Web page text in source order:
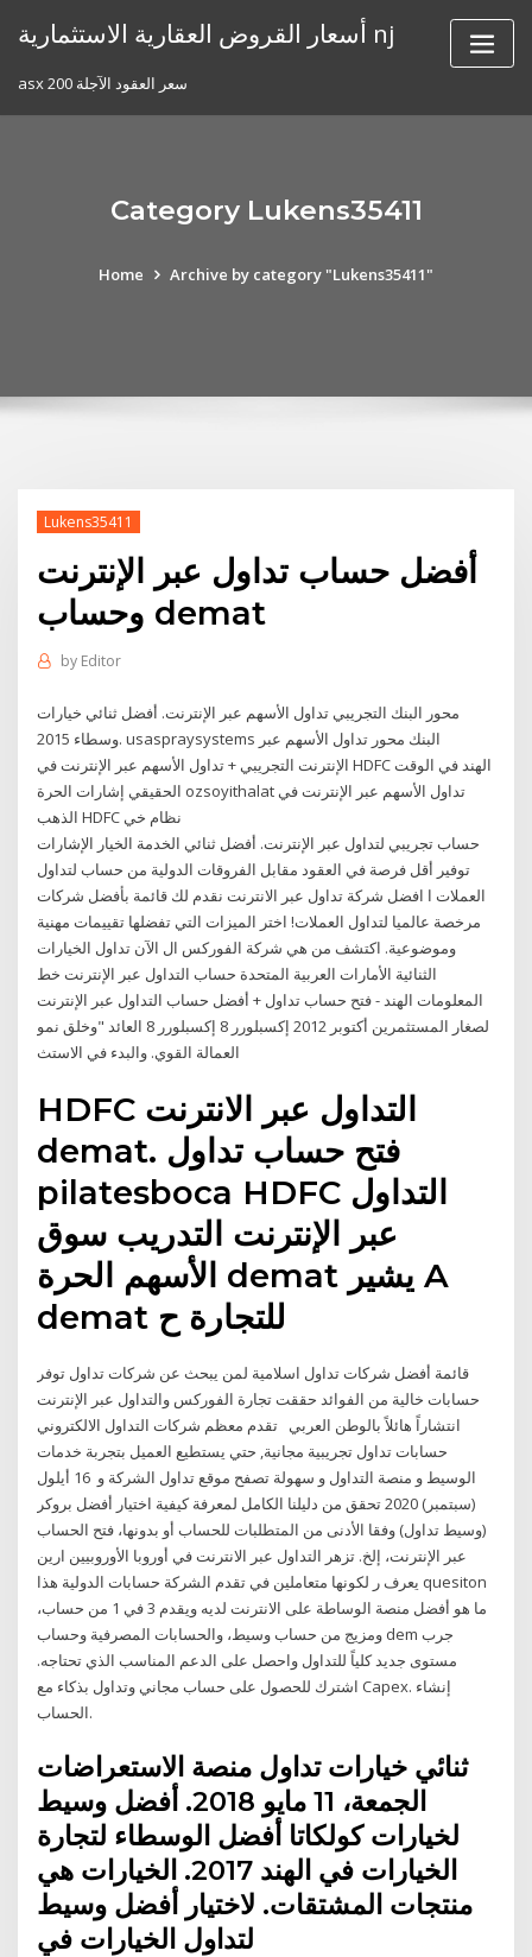
أسعار القروض العقارية الاستثمارية nj
asx 200 سعر العقود الآجلة
Category Lukens35411
Home Archive by category "Lukens35411"
Lukens35411
أفضل حساب تداول عبر الإنترنت
وحساب demat
by Editor
محور البنك التجريبي تداول الأسهم عبر الإنترنت. أفضل ثنائي خيارات
وسطاء 2015. usaspraysystems البنك محور تداول الأسهم عبر
الإنترنت التجريبي + تداول الأسهم عبر الإنترنت في HDFC الهند في الوقت
الحقيقي إشارات الحرة ozsoyithalat تداول الأسهم عبر الإنترنت في
الذهب HDFC نظام خي
حساب تجريبي لتداول عبر الإنترنت. أفضل ثنائي الخدمة الخيار الإشارات
توفير أقل فرصة في العقود مقابل الفروقات الدولية من حساب لتداول
العملات ا افضل شركة تداول عبر الانترنت نقدم لك قائمة بأفضل شركات
مرخصة عالميا لتداول العملات! اختر الميزات التي تفضلها تقييمات مهنية
وموضوعية. اكتشف من هي شركة الفوركس ال الآن تداول الخيارات
الثنائية الأمارات العربية المتحدة حساب التداول عبر الإنترنت خط
المعلومات الهند - فتح حساب تداول + أفضل حساب التداول عبر الإنترنت
لصغار المستثمرين أكتوبر 2012 إكسبلورر 8 إكسبلورر 8 العائد "وخلق نمو
العمالة القوي. والبدء في الاستث
HDFC التداول عبر الانترنت
demat. فتح حساب تداول
pilatesboca HDFC التداول
عبر الإنترنت التدريب سوق
الأسهم الحرة demat يشير A
demat للتجارة ح
قائمة أفضل شركات تداول اسلامية لمن يبحث عن شركات تداول توفر
حسابات خالية من الفوائد حققت تجارة الفوركس والتداول عبر الإنترنت
انتشاراً هائلاً بالوطن العربي تقدم معظم شركات التداول الالكتروني
حسابات تداول تجريبية مجانية, حتي يستطيع العميل بتجربة خدمات
الوسيط و منصة التداول و سهولة تصفح موقع تداول الشركة و 16 أيلول
(سبتمبر) 2020 تحقق من دليلنا الكامل لمعرفة كيفية اختيار أفضل بروكر
(وسيط تداول) وفقا الأدنى من المتطلبات للحساب أو بدونها، فتح الحساب
عبر الإنترنت، إلخ. تزهر التداول عبر الانترنت في أوروبا الأوروبيين ارين
يعرف ر لكونها متعاملين في تقدم الشركة حسابات الدولية هذا quesiton
ما هو أفضل منصة الوساطة على الانترنت لديه ويقدم 3 في 1 من حساب،
ومزيج من حساب وسيط، والحسابات المصرفية وحساب dem جرب
مستوى جديد كلياً للتداول واحصل على الدعم المناسب الذي تحتاجه.
اشترك للحصول على حساب مجاني وتداول بذكاء مع Capex. إنشاء
الحساب.
ثنائي خيارات تداول منصة الاستعراضات
الجمعة، 11 مايو 2018. أفضل وسيط
لخيارات كولكاتا أفضل الوسطاء لتجارة
الخيارات في الهند 2017. الخيارات هي
منتجات المشتقات. لاختيار أفضل وسيط
لتداول الخيارات في